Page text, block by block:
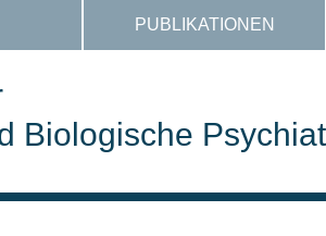
PUBLIKATIONEN
Biologische